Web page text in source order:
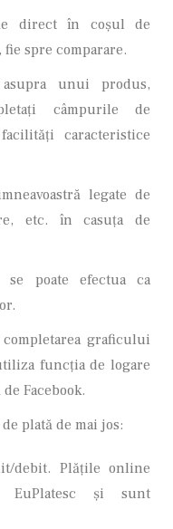
direct în coşul de
spre comparare.
asupra unui produs,
câmpurile de
caracteristice
legate de
etc. în casuţa de
se poate efectua ca
graficului
funcţia de logare
Facebook.
plată de mai jos:
debit. Plăţile online
EuPlatesc şi sunt